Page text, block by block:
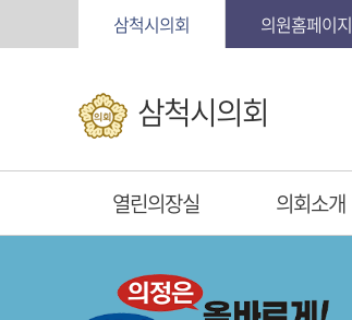
삼척시의회 의원홈페이지
삼척시의회
열린의장실 의회소개